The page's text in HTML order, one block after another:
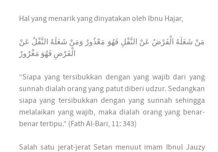
Hal yang menarik yang dinyatakan oleh Ibnu Hajar,
مَنْ شَغَلَهُ الْفَرْضُ عَنْ النَّفْلِ فَهُوَ مَعْذُورٌ وَمَنْ شَغَلَهُ النَّفْلُ عَنْ
الْفَرْضِ فَهُوَ مَغْرُورٌ
“Siapa yang tersibukkan dengan yang wajib dari yang
sunnah dialah orang yang patut diberi udzur. Sedangkan
siapa yang tersibukkan dengan yang sunnah sehingga
melalaikan yang wajib, maka dialah orang yang benar-
benar tertipu.” (Fath Al-Bari, 11: 343)
Salah satu jerat-jerat Setan menuut imam Ibnul Jauzy